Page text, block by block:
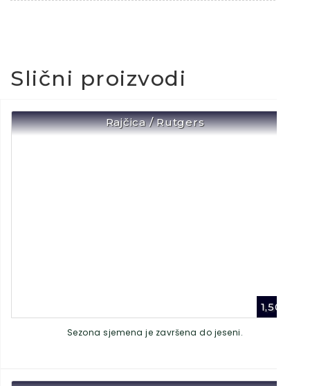
Slični proizvodi
Rajčica / Rutgers
1,50
Sezona sjemena je završena do jeseni.